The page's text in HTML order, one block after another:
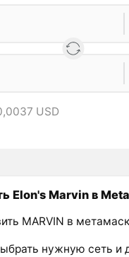
USD
Elon's Marvin в
MARVIN в
нужную сеть и